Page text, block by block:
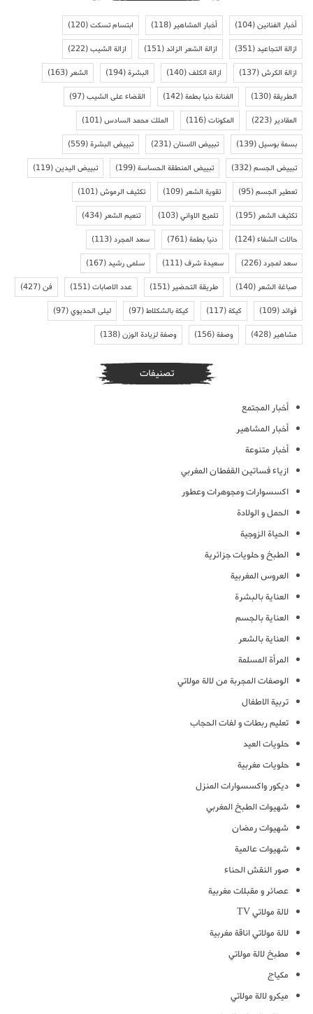
أخبار الفنانين(104) أخبار المشاهير(118) ابتسام تسكت(120)
ازالة التجاعيد(351) ازالة الشعر الزائد(151) ازالة الشيب(222)
ازالة الكرش(137) ازالة الكلف(140) البشرة(194) الشعر(163)
الطريقة(130) الفنانة دنيا بطمة(142) القضاء على الشيب(97)
المقادير(223) المكونات(116) الملك محمد السادس(101)
بسمة بوسيل(139) تبييض الاسنان(231) تبييض البشرة(559)
تبييض الجسم(332) تبييض المنطقة الحساسة(199) تبييض اليدين(119)
تعطير الجسم(95) تقوية الشعر(109) تكثيف الرموش(101)
تكثيف الشعر(195) تلميع الاواني(103) تنعيم الشعر(434)
حالات الشفاء(124) دنيا بطمة(761) سعد المجرد(113)
سعد لمجرد(226) سعيدة شرف(111) سلمى رشيد(167)
صباغة الشعر(140) طريقة التحضير(151) عدد الاصابات(151) فن(427)
فوائد(109) كيكة(117) كيكة بالشكلاط(97) ليلى الحديوي(97)
مشاهير(428) وصفة(156) وصفة لزيادة الوزن(138)
تصنيفات
أخبار المجتمع
أخبار المشاهير
أخبار متنوعة
ازياء فساتين القفطان المغربي
اكسسوارات ومجوهرات وعطور
الحمل و الولادة
الحياة الزوجية
الطبخ و حلويات جزائرية
العروس المغربية
العناية بالبشرة
العناية بالجسم
العناية بالشعر
المرأة المسلمة
الوصفات المجربة من لالة مولاتي
تربية الاطفال
تعليم ربطات و لفات الحجاب
حلويات العيد
حلويات مغربية
ديكور واكسسوارات المنزل
شهيوات الطبخ المغربي
شهيوات رمضان
شهيوات عالمية
صور النقش الحناء
عصائر و مقبلات مغربية
لالة مولاتي TV
لالة مولاتي اناقة مغربية
مطبخ لالة مولاتي
مكياج
ميكرو لالة مولاتي